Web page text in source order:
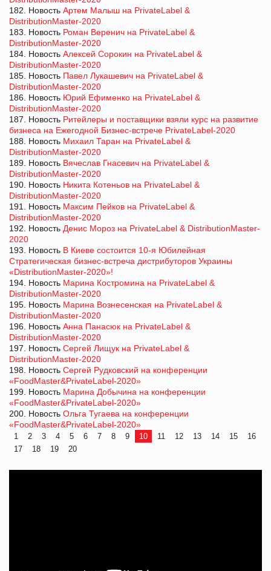
182. Новость Артем Малыш на PrivateLabel &
DistributionMaster-2020
183. Новость Роман Веренич на PrivateLabel &
DistributionMaster-2020
184. Новость Алексей Сорокин на PrivateLabel &
DistributionMaster-2020
185. Новость Павел Лукашевич на PrivateLabel &
DistributionMaster-2020
186. Новость Юрий Ефименко на PrivateLabel &
DistributionMaster-2020
187. Новость Ритейлеры и поставщики взяли курс на развитие
бизнеса на Ежегодной Бизнес-встрече PrivateLabel-2020
188. Новость Михаил Таран на PrivateLabel &
DistributionMaster-2020
189. Новость Вячеслав Гнасевич на PrivateLabel &
DistributionMaster-2020
190. Новость Никита Котеньов на PrivateLabel &
DistributionMaster-2020
191. Новость Максим Пейков на PrivateLabel &
DistributionMaster-2020
192. Новость Денис Мороз на PrivateLabel & DistributionMaster-
2020
193. Новость В Киеве состоится 10-я Юбилейная
Стратегическая бизнес-встреча дистрибуторов Украины
«DistributionMaster-2020»!
194. Новость Марина Костромина на PrivateLabel &
DistributionMaster-2020
195. Новость Марина Вознесенская на PrivateLabel &
DistributionMaster-2020
196. Новость Анна Панасюк на PrivateLabel &
DistributionMaster-2020
197. Новость Сергей Лищук на PrivateLabel &
DistributionMaster-2020
198. Новость Сергей Рудковский на конференции
«FoodMaster&PrivateLabel-2020»
199. Новость Марина Добычина на конференции
«FoodMaster&PrivateLabel-2020»
200. Новость Ольга Тугаева на конференции
«FoodMaster&PrivateLabel-2020»
1 2 3 4 5 6 7 8 9 10 11 12 13 14 15
16
17
18 19 20